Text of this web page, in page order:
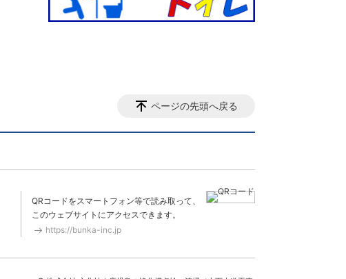
ページの先頭へ戻る
QRコードをスマートフォン等で読み取って、
このウェブサイトにアクセスできます。
https://bunka-inc.jp